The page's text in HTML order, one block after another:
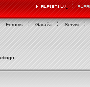
Forums Garāža Servisi